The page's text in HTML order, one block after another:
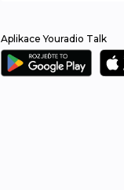
Aplikace Youradio Talk